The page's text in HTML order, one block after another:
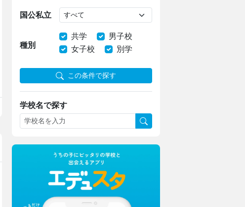
国公私立
種別
共学
男子校
女子校
別学
この条件で探す
学校名で探す